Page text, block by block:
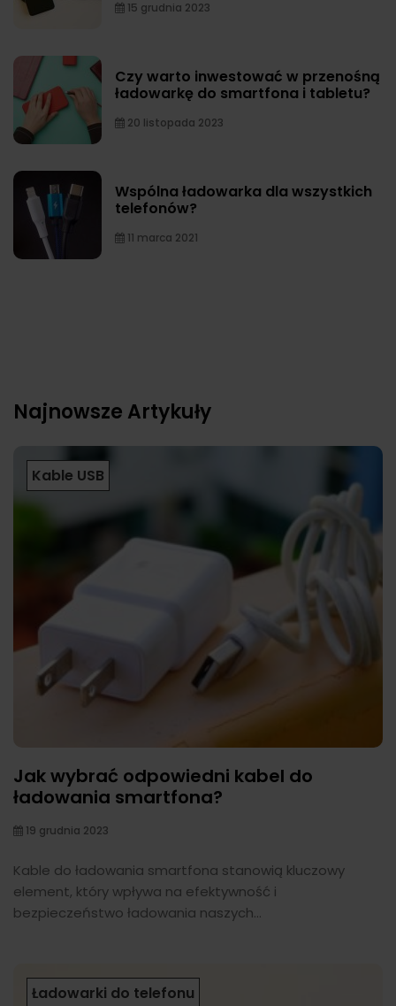
15 grudnia 2023
Czy warto inwestować w przenośną
ładowarkę do smartfona i tabletu?
20 listopada 2023
Wspólna ładowarka dla wszystkich
telefonów?
11 marca 2021
Najnowsze Artykuły
Kable USB
Jak wybrać odpowiedni kabel do
ładowania smartfona?
19 grudnia 2023
Kable do ładowania smartfona stanowią kluczowy
element, który wpływa na efektywność i
bezpieczeństwo ładowania naszych...
Ładowarki do telefonu